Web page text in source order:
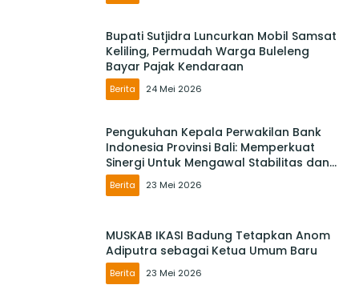
Bupati Sutjidra Luncurkan Mobil Samsat
Keliling, Permudah Warga Buleleng
Bayar Pajak Kendaraan
Berita 24 Mei 2026
Pengukuhan Kepala Perwakilan Bank
Indonesia Provinsi Bali: Memperkuat
Sinergi Untuk Mengawal Stabilitas dan
Mendorong Pertumbuhan Ekonomi Bali
Berita 23 Mei 2026
MUSKAB IKASI Badung Tetapkan Anom
Adiputra sebagai Ketua Umum Baru
Berita 23 Mei 2026